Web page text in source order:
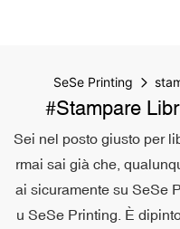
SeSe Printing
#stampare
Sei nel posto giusto per
rmai sai già che,
ai sicuramente su SeSe
u SeSe Printing. È